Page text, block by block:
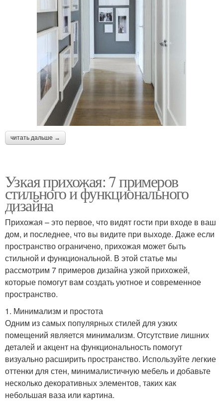
читать дальше →
Узкая прихожая: 7 примеров
стильного и функционального
дизайна
Прихожая – это первое, что видят гости при входе в ваш
дом, и последнее, что вы видите при выходе. Даже если
пространство ограничено, прихожая может быть
стильной и функциональной. В этой статье мы
рассмотрим 7 примеров дизайна узкой прихожей,
которые помогут вам создать уютное и современное
пространство.
1. Минимализм и простота
Одним из самых популярных стилей для узких
помещений является минимализм. Отсутствие лишних
деталей и акцент на функциональность помогут
визуально расширить пространство. Используйте легкие
оттенки для стен, минималистичную мебель и добавьте
несколько декоративных элементов, таких как
небольшая ваза или картина.